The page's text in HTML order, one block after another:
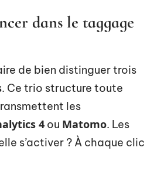
dans le taggage
de bien distinguer trois
. Ce trio structure toute
les
4 ou Matomo. Les
s’activer ? À chaque clic